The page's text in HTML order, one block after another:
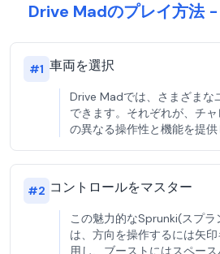
Drive Madのプレイ方法
#1 車両を選択
Drive Madでは、さまざまな
できます。それぞれが、チ
の異なる操作性と機能を提供
#2 コントロールをマスター
この魅力的なSprunki(スプ
は、方向を操作するには矢
用し、ブーストにはスペー